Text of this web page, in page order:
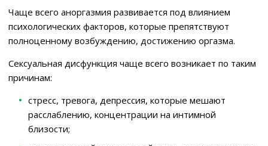
Чаще всего аноргазмия развивается под влиянием
психологических факторов, которые препятствуют
полноценному возбуждению, достижению оргазма.
Сексуальная дисфункция чаще всего возникает по таким
причинам:
стресс, тревога, депрессия, которые мешают
расслаблению, концентрации на интимной
близости;